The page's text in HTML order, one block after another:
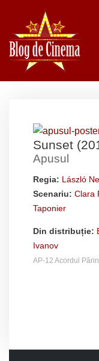
Sari
la
conținut
Sunset
Apusul
Regia: László
Scenariu: Clara
Taponier
Din distribuție:
Ivanov
AP-12 Acordul